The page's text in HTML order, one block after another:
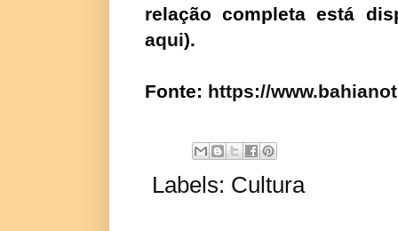
relação completa está
aqui).
Fonte: https://
Labels: Cultura